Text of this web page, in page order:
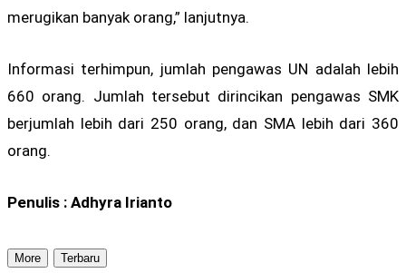
merugikan banyak orang,” lanjutnya.
Informasi terhimpun, jumlah pengawas UN adalah lebih
660 orang. Jumlah tersebut dirincikan pengawas SMK
berjumlah lebih dari 250 orang, dan SMA lebih dari 360
orang.
Penulis : Adhyra Irianto
More Terbaru